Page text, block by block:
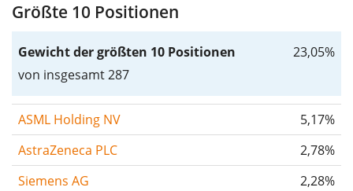
Größte 10 Positionen
Gewicht der größten 10 Positionen
von insgesamt 287
23,05%
ASML Holding NV
5,17%
AstraZeneca PLC
2,78%
Siemens AG
2,28%